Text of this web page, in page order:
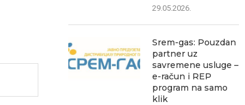
29.05.2026.
Srem-gas: Pouzdan
partner uz
savremene usluge –
e-račun i REP
program na samo
klik